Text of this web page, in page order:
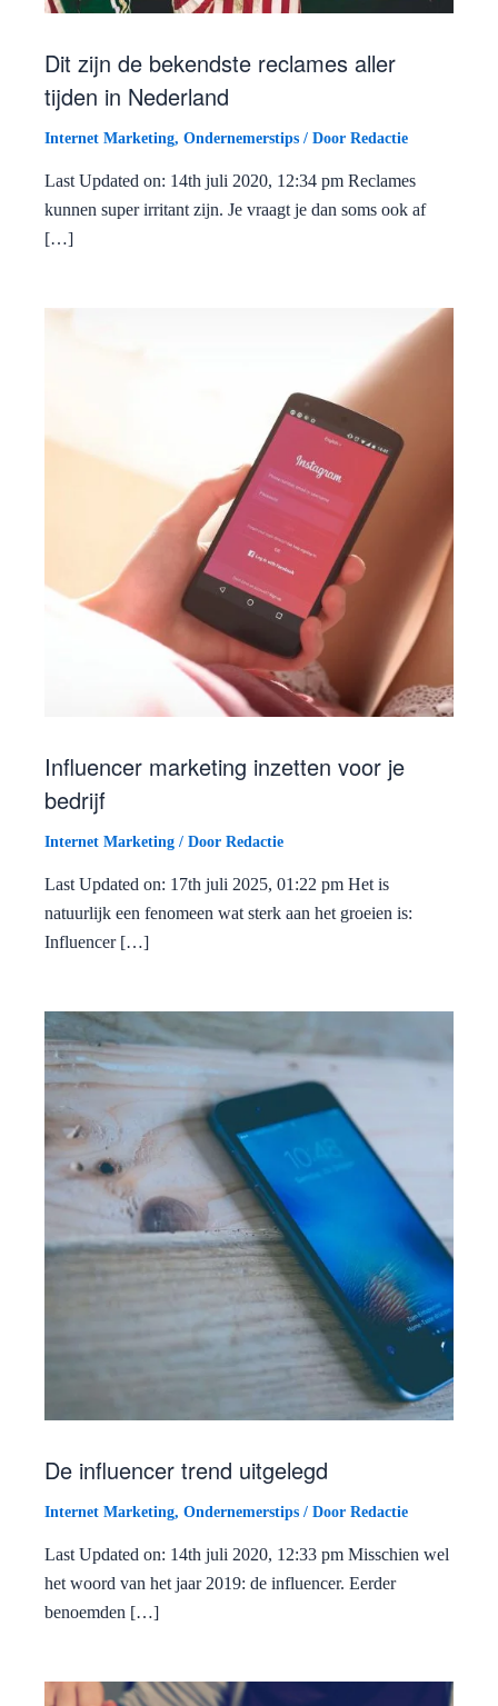
Dit zijn de bekendste reclames aller
tijden in Nederland
Internet Marketing, Ondernemerstips / Door Redactie
Last Updated on: 14th juli 2020, 12:34 pm Reclames
kunnen super irritant zijn. Je vraagt je dan soms ook af
[…]
Influencer marketing inzetten voor je
bedrijf
Internet Marketing / Door Redactie
Last Updated on: 17th juli 2025, 01:22 pm Het is
natuurlijk een fenomeen wat sterk aan het groeien is:
Influencer […]
De influencer trend uitgelegd
Internet Marketing, Ondernemerstips / Door Redactie
Last Updated on: 14th juli 2020, 12:33 pm Misschien wel
het woord van het jaar 2019: de influencer. Eerder
benoemden […]